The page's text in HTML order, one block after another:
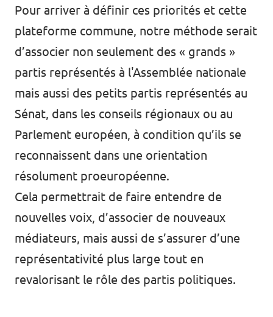
Pour arriver à définir ces priorités et cette
plateforme commune, notre méthode serait
d’associer non seulement des « grands »
partis représentés à l'Assemblée nationale
mais aussi des petits partis représentés au
Sénat, dans les conseils régionaux ou au
Parlement européen, à condition qu’ils se
reconnaissent dans une orientation
résolument proeuropéenne.
Cela permettrait de faire entendre de
nouvelles voix, d’associer de nouveaux
médiateurs, mais aussi de s’assurer d’une
représentativité plus large tout en
revalorisant le rôle des partis politiques.